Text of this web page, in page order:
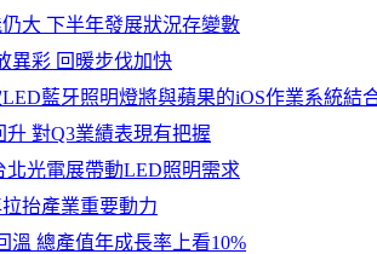
大 下半年發展狀況存變數
異彩 回暖步伐加快
藍牙照明燈將與蘋果的iOS作業系統結
升 對Q3業績表現有把握
北光電展帶動LED照明需求
抬產業重要動力
溫 總產值年成長率上看10%